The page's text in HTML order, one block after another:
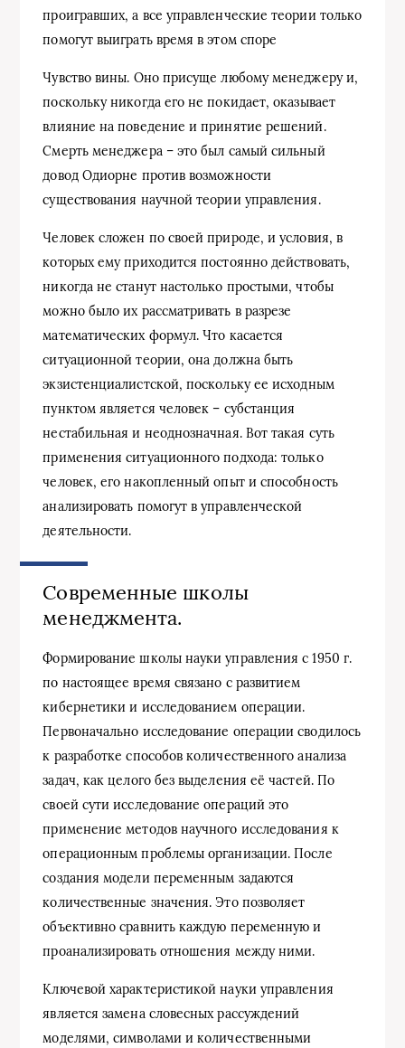
проигравших, а все управленческие теории только
помогут выиграть время в этом споре
Чувство вины. Оно присуще любому менеджеру и,
поскольку никогда его не покидает, оказывает
влияние на поведение и принятие решений.
Смерть менеджера – это был самый сильный
довод Одиорне против возможности
существования научной теории управления.
Человек сложен по своей природе, и условия, в
которых ему приходится постоянно действовать,
никогда не станут настолько простыми, чтобы
можно было их рассматривать в разрезе
математических формул. Что касается
ситуационной теории, она должна быть
экзистенциалистской, поскольку ее исходным
пунктом является человек – субстанция
нестабильная и неоднозначная. Вот такая суть
применения ситуационного подхода: только
человек, его накопленный опыт и способность
анализировать помогут в управленческой
деятельности.
Современные школы
менеджмента.
Формирование школы науки управления с 1950 г.
по настоящее время связано с развитием
кибернетики и исследованием операции.
Первоначально исследование операции сводилось
к разработке способов количественного анализа
задач, как целого без выделения её частей. По
своей сути исследование операций это
применение методов научного исследования к
операционным проблемы организации. После
создания модели переменным задаются
количественные значения. Это позволяет
объективно сравнить каждую переменную и
проанализировать отношения между ними.
Ключевой характеристикой науки управления
является замена словесных рассуждений
моделями, символами и количественными